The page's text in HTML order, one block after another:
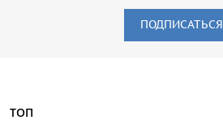
ПОДПИСАТЬСЯ
ТОП